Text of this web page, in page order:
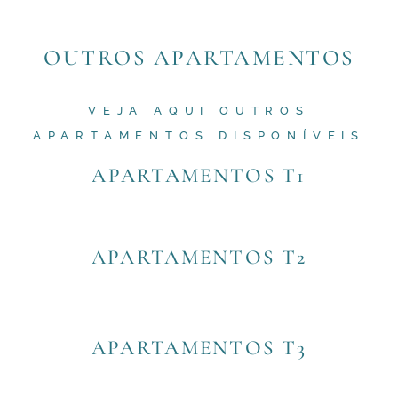
OUTROS APARTAMENTOS
VEJA AQUI OUTROS
APARTAMENTOS DISPONÍVEIS
APARTAMENTOS T1
APARTAMENTOS T2
APARTAMENTOS T3